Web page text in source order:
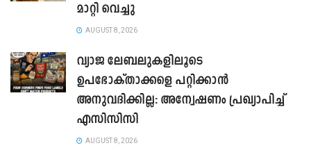
മാറ്റി വെച്ചു
AUGUST 8, 2026
വ്യാജ ലേബലുകളിലൂടെ
ഉപഭോക്താക്കളെ പറ്റിക്കാൻ
അനുവദിക്കില്ല: അന്വേഷണം പ്രഖ്യാപിച്ച്
എസിസിസി
AUGUST 8, 2026